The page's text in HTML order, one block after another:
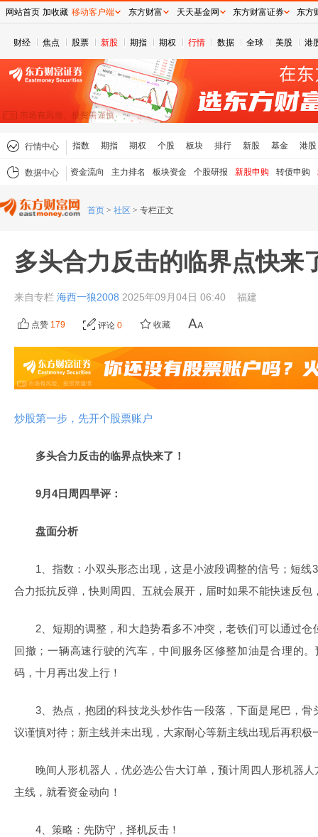
财经 焦点 股票 新股 期指 期权 行情 数据 全球 美股 港
行情中心 指数 期指 期权 个股 板块 排行 新股 基金 港股
数据中心 资金流向 主力排名 板块资金 个股研报 新股申购 转债申购
首页 > 社区 > 专栏正文
多头合力反击的临界点快来
来自专栏 海西一狼2008 2025年09月04日 06:40 福建
点赞 179 评论 0 收藏
炒股第一步，先开个股票账户
多头合力反击的临界点快来了！
9月4日周四早评：
盘面分析
1、指数：小双头形态出现，这是小波段调整的信号；短线
合力抵抗反弹，快则周四、五就会展开，届时如果不能快速反包
2、短期的调整，和大趋势看多不冲突，老铁们可以通过
回撤；一辆高速行驶的汽车，中间服务区修整加油是合理的
码，十月再出发上行！
3、热点，抱团的科技龙头炒作告一段落，下面是尾巴，
议谨慎对待；新主线并未出现，大家耐心等新主线出现后再积极
晚间人形机器人，优必选公告大订单，预计周四人形机器
主线，就看资金动向！
4、策略：先防守，择机反击！
网站首页 加收藏 移动客户端 东方财富 天天基金网 东方财富证券 东方